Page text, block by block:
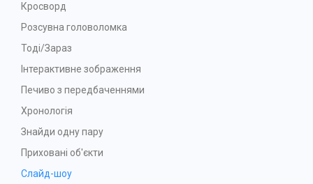
Кросворд
Розсувна головоломка
Тоді/Зараз
Інтерактивне зображення
Печиво з передбаченнями
Хронологія
Знайди одну пару
Приховані об'єкти
Слайд-шоу